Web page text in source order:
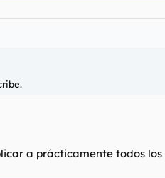
a prácticamente todos